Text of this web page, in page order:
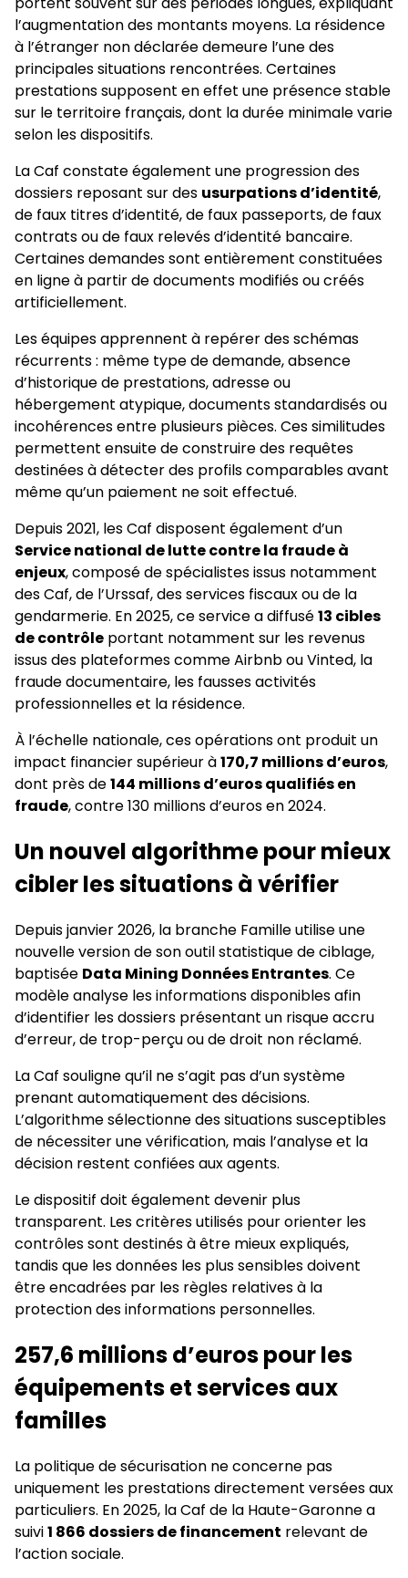
l’augmentation des montants moyens. La résidence
à l’étranger non déclarée demeure l’une des
principales situations rencontrées. Certaines
prestations supposent en effet une présence stable
sur le territoire français, dont la durée minimale varie
selon les dispositifs.
La Caf constate également une progression des
dossiers reposant sur des usurpations d’identité,
de faux titres d’identité, de faux passeports, de faux
contrats ou de faux relevés d’identité bancaire.
Certaines demandes sont entièrement constituées
en ligne à partir de documents modifiés ou créés
artificiellement.
Les équipes apprennent à repérer des schémas
récurrents : même type de demande, absence
d’historique de prestations, adresse ou
hébergement atypique, documents standardisés ou
incohérences entre plusieurs pièces. Ces similitudes
permettent ensuite de construire des requêtes
destinées à détecter des profils comparables avant
même qu’un paiement ne soit effectué.
Depuis 2021, les Caf disposent également d’un
Service national de lutte contre la fraude à
enjeux, composé de spécialistes issus notamment
des Caf, de l’Urssaf, des services fiscaux ou de la
gendarmerie. En 2025, ce service a diffusé13 cibles
de contrôle portant notamment sur les revenus
issus des plateformes comme Airbnb ou Vinted, la
fraude documentaire, les fausses activités
professionnelles et la résidence.
À l’échelle nationale, ces opérations ont produit un
impact financier supérieur à170,7 millions d’euros,
dont près de144 millions d’euros qualifiés en
fraude, contre 130 millions d’euros en 2024.
Un nouvel algorithme pour mieux
cibler les situations à vérifier
Depuis janvier 2026, la branche Famille utilise une
nouvelle version de son outil statistique de ciblage,
baptisée Data Mining Données Entrantes. Ce
modèle analyse les informations disponibles afin
d’identifier les dossiers présentant un risque accru
d’erreur, de trop-perçu ou de droit non réclamé.
La Caf souligne qu’il ne s’agit pas d’un système
prenant automatiquement des décisions.
L’algorithme sélectionne des situations susceptibles
de nécessiter une vérification, mais l’analyse et la
décision restent confiées aux agents.
Le dispositif doit également devenir plus
transparent. Les critères utilisés pour orienter les
contrôles sont destinés à être mieux expliqués,
tandis que les données les plus sensibles doivent
être encadrées par les règles relatives à la
protection des informations personnelles.
257,6 millions d’euros pour les
équipements et services aux
familles
La politique de sécurisation ne concerne pas
uniquement les prestations directement versées aux
particuliers. En 2025, la Caf de la Haute-Garonne a
suivi1 866 dossiers de financement relevant de
l’action sociale.